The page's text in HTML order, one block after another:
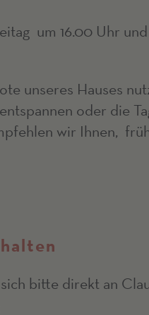
um 16.00 Uhr
unseres Hauses
oder die
wir Ihnen,
bitte direkt an